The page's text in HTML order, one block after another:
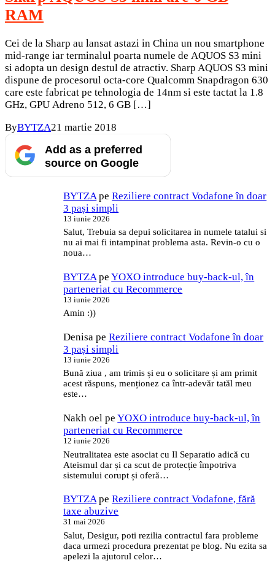
RAM
Cei de la Sharp au lansat astazi in China un nou smartphone
mid-range iar terminalul poarta numele de AQUOS S3 mini
si adopta un design destul de atractiv. Sharp AQUOS S3 mini
dispune de procesorul octa-core Qualcomm Snapdragon 630
care este fabricat pe tehnologia de 14nm si este tactat la 1.8
GHz, GPU Adreno 512, 6 GB […]
ByBYTZA21 martie 2018
Add as a preferred
source on Google
BYTZA peReziliere contract Vodafone în doar
3 pași simpli
13 iunie 2026
Salut, Trebuia sa depui solicitarea in numele tatalui si
nu ai mai fi intampinat problema asta. Revin-o cu o
noua…
BYTZApeYOXO introduce buy-back-ul, în
parteneriat cu Recommerce
13 iunie 2026
Amin :))
Denisa peReziliere contract Vodafone în doar
3 pași simpli
13 iunie 2026
Bună ziua , am trimis și eu o solicitare și am primit
acest răspuns, menționez ca într-adevăr tatăl meu
este…
Nakh oel peYOXO introduce buy-back-ul, în
parteneriat cu Recommerce
12 iunie 2026
Neutralitatea este asociat cu Il Separatio adică cu
Ateismul dar și ca scut de protecție împotriva
sistemului corupt și oferă…
BYTZApeReziliere contract Vodafone, fără
taxe abuzive
31 mai 2026
Salut, Desigur, poti rezilia contractul fara probleme
daca urmezi procedura prezentat pe blog. Nu ezita sa
apelezi la ajutorul celor…